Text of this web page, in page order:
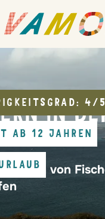
4/5
AB 12 JAHREN
IN
von